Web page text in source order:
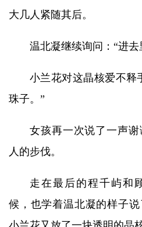
大几人紧随其后。
温北凝继续询问：“进
小兰花对这晶核爱不释
珠子。”
女孩再一次说了一声
人的步伐。
走在最后的程千屿和
候，也学着温北凝的样子